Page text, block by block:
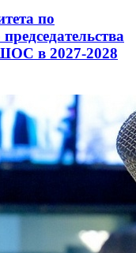
по
в 2027-2028